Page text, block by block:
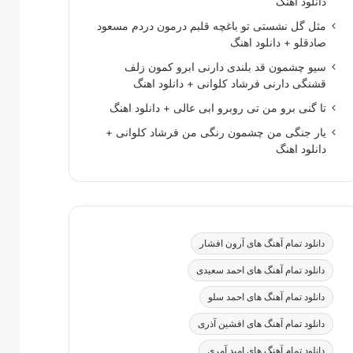
مثل گل نشستی تو باغچه قلبم درمون دردم مسعود
صادقلو + دانلود اهنگ
سیو چشمون قد بلندی دارنی ابرو کمون زلف
قشنگی دارنی فرشاد کلوانی + دانلود اهنگ
تا گنی برو من تی روبرو ابی عالی + دانلود اهنگ
یار جنگی من چشمون رنگی من فرشاد کلوانی +
دانلود اهنگ
دانلود تمام آهنگ های آرون افشار
دانلود تمام آهنگ های احمد سعیدی
دانلود تمام آهنگ های احمد سلو
دانلود تمام آهنگ های افشین آذری
دانلود تمام آهنگ های امید آمری